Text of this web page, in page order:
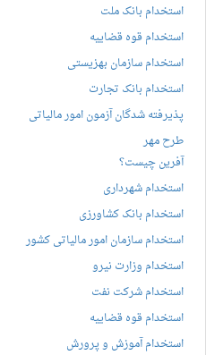
استخدام بانک ملت
استخدام قوه قضاییه
استخدام سازمان بهزیستی
استخدام بانک تجارت
پذیرفته شدگان آزمون امور مالیاتی
طرح مهر
آفرین چیست؟
استخدام شهرداری
استخدام بانک کشاورزی
استخدام سازمان امور مالیاتی کشور
استخدام وزارت نیرو
استخدام شرکت نفت
استخدام قوه قضاییه
استخدام آموزش و پرورش